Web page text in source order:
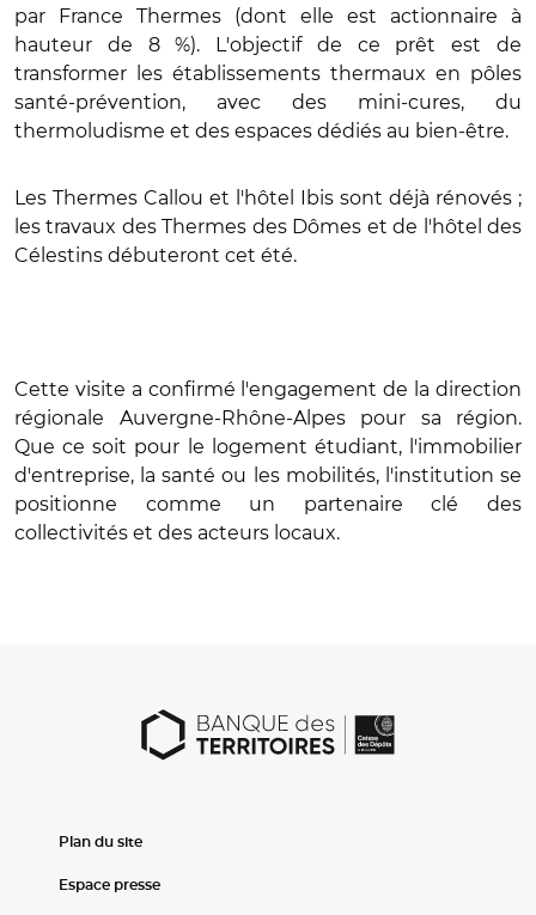
par France Thermes (dont elle est actionnaire à
hauteur de 8 %). L'objectif de ce prêt est de
transformer les établissements thermaux en pôles
santé-prévention, avec des mini-cures, du
thermoludisme et des espaces dédiés au bien-être.
Les Thermes Callou et l'hôtel Ibis sont déjà rénovés ;
les travaux des Thermes des Dômes et de l'hôtel des
Célestins débuteront cet été.
Cette visite a confirmé l'engagement de la direction
régionale Auvergne-Rhône-Alpes pour sa région.
Que ce soit pour le logement étudiant, l'immobilier
d'entreprise, la santé ou les mobilités, l'institution se
positionne comme un partenaire clé des
collectivités et des acteurs locaux.
Plan du site
Espace presse